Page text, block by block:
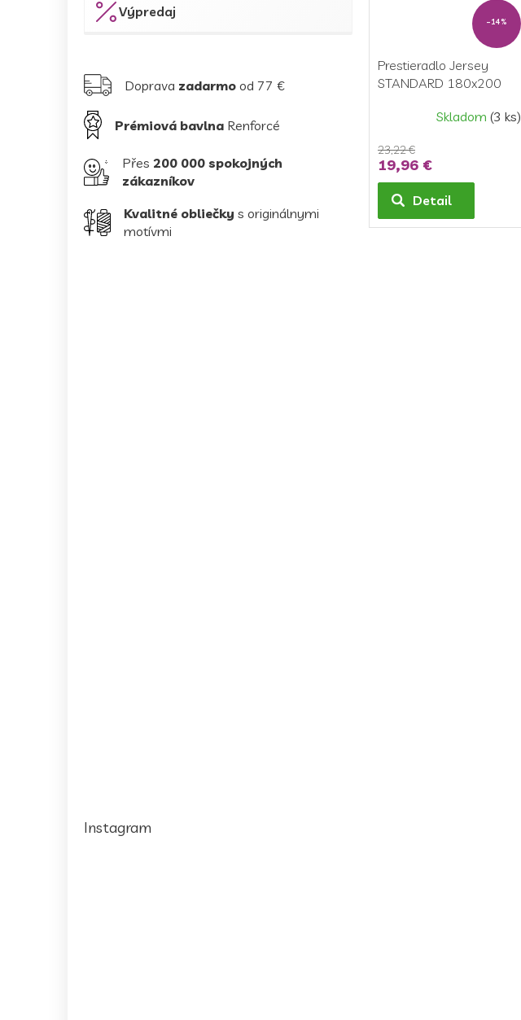
Výpredaj
Doprava zadarmo od 77 €
Prémiová bavlna Renforcé
Přes 200 000 spokojných
zákazníkov
Kvalitné obliečky s originálnymi
motívmi
Instagram
–14 %
Prestieradlo Jersey
STANDARD 180x200
Skladom (3 ks)
23,22 €
19,96 €
Detail